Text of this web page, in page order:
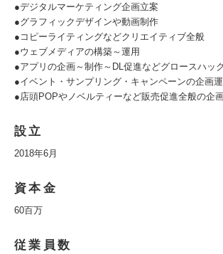
●デジタルマーケティング企画立案
●グラフィックデザインや動画制作
●コピーライティングなどクリエイティブ全般
●ウェブメディアの構築～運用
●アプリの企画～制作～DL促進などグロースハッ
●イベント・サンプリング・キャンペーンの企画
●店頭POPやノベルティーなど販売促進全般の企
設立
2018年6月
資本金
60百万
従業員数